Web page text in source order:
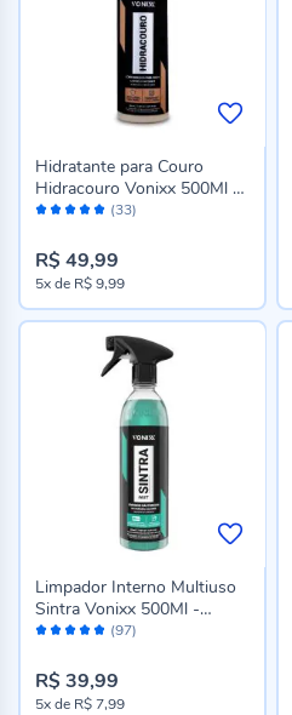
Avaliação: (33)
Hidratante para Couro
Hidracouro Vonixx 500Ml -
2009010
R$ 49,99
5xde R$ 9,99
Avaliação: (97)
Limpador Interno Multiuso
Sintra Vonixx 500Ml -
2011044
R$ 39,99
5xde R$ 7,99